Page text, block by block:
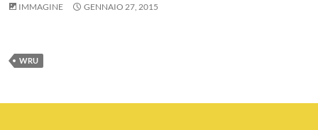
IMMAGINE GENNAIO 27, 2015
WRU